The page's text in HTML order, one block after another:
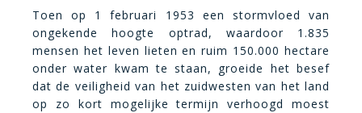
Toen op 1 februari 1953 een stormvloed van
ongekende hoogte optrad, waardoor 1.835
mensen het leven lieten en ruim 150.000 hectare
onder water kwam te staan, groeide het besef
dat de veiligheid van het zuidwesten van het land
op zo kort mogelijke termijn verhoogd moest